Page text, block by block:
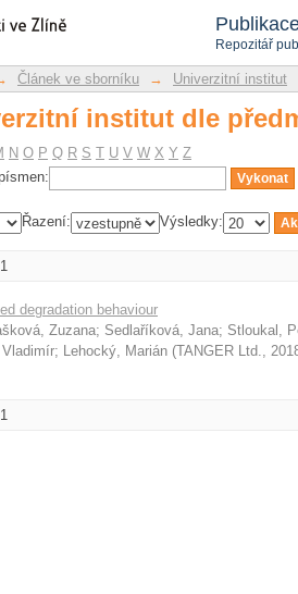
Repozitář
institut dle
Článek ve sborníku → Univerzitní institut
institut dle
N O P Q R S T U V W X Y Z
Řazení: Výsledky:
degradation behaviour
Zuzana; Sedlaříková, Jana; Stloukal,
; Lehocký, Marián (TANGER Ltd.,